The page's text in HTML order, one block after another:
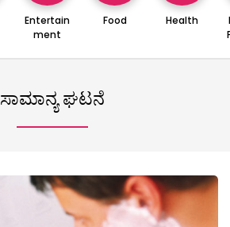
Entertain
ment
Food Health
ಸಾಮಾನ್ಯ ಘಟನೆ